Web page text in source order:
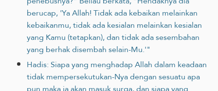
berucap, 'Ya Allah! Tidak ada kebaikan melainkan
kebaikanmu, tidak ada kesialan melainkan kesialan
yang Kamu (tetapkan), dan tidak ada sesembahan
yang berhak disembah selain-Mu.'"
Hadis: Siapa yang menghadap Allah dalam keadaan
tidak mempersekutukan-Nya dengan sesuatu apa